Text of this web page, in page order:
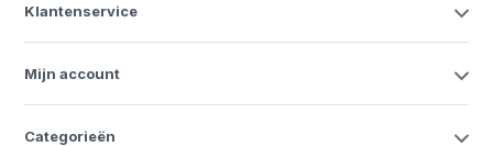
Klantenservice
Mijn account
Categorieën